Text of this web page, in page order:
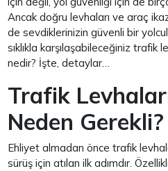
Ancak doğru levhaları ve araç
de sevdiklerinizin güvenli bir
sıklıkla karşılaşabileceğiniz trafik
nedir? İşte, detaylar…
Trafik
Neden Gerekli?
Ehliyet almadan önce trafik
sürüş için atılan ilk adımdır.